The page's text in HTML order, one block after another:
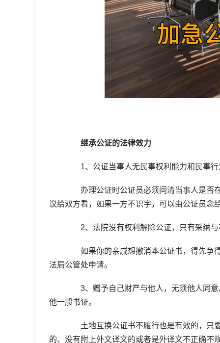
继承公证的法律效力
1、公证当事人无民事权利能力和民事行
办理公证时公证员必须问清当事人是否在
议给双方看，如果一方不识字，可以由公证员念
2、法院没有权利解除公证，只有采纳与
如果你的亲戚想撤消本公证书，得先争得
法局公管处申请。
3、赠予自己财产与他人，无须他人同意
他一般书证。
土地互换公证书不履行也是有效的，只要
的、没有附上外文译文的或者是外译文不正确不